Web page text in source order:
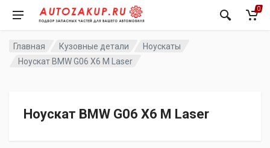
0
Главная Кузовные детали
Ноускаты
Ноускат BMW G06 X6 M Laser
Ноускат BMW G06 X6 M Laser